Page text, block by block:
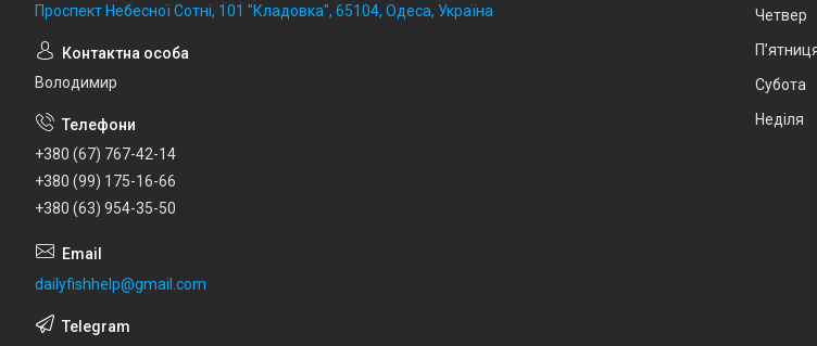
Проспект Небесної Сотні, 101 "Кладовка", 65104, Одеса, Україна
Володимир
+380 (67) 767-42-14
+380 (99) 175-16-66
+380 (63) 954-35-50
dailyfishhelp@gmail.com
Четвер
Субота
Неділя